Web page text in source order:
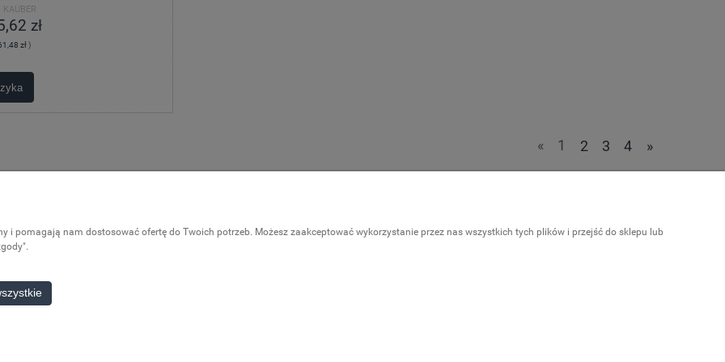
KAUBER
zł
zł)
« 1 2 3 4 »
Logowanie
Kariera
i pomagają nam dostosować ofertę do Twoich potrzeb. Możesz zaakceptować wykorzystanie przez nas wszystkich tych plików i przejść do sklepu lub